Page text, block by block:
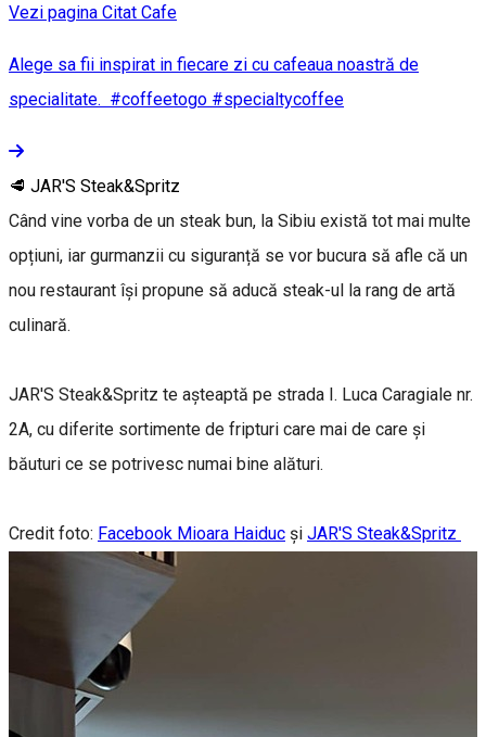
Vezi pagina Citat Cafe
Alege sa fii inspirat in fiecare zi cu cafeaua noastră de
specialitate. #coffeetogo #specialtycoffee
🥩 JAR'S Steak&Spritz
Când vine vorba de un steak bun, la Sibiu există tot mai multe
opțiuni, iar gurmanzii cu siguranță se vor bucura să afle că un
nou restaurant își propune să aducă steak-ul la rang de artă
culinară.
JAR'S Steak&Spritz te așteaptă pe strada I. Luca Caragiale nr.
2A, cu diferite sortimente de fripturi care mai de care și
băuturi ce se potrivesc numai bine alături.
Credit foto: Facebook Mioara Haiduc și JAR'S Steak&Spritz